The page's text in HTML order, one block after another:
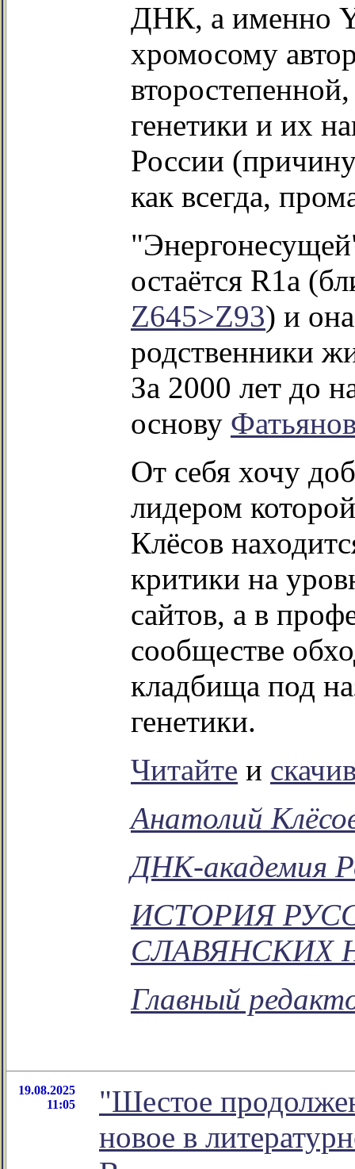
ДНК, а именно
хромосому
генетики и их
России
как всегда,
остаётся R1a
Z645>Z93) и
родственники
За 2000 лет до
основу
От себя хочу
лидером
Клёсов
критики на
сайтов, а в
сообществе
кладбища под
генетики.
Читайте и
Анатолий
ДНК-академия
ИСТОРИЯ
СЛАВЯНСКИХ
Главный
19.08.2025
11:05
"Шестое
новое в